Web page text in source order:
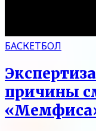
БАСКЕТБОЛ
причины